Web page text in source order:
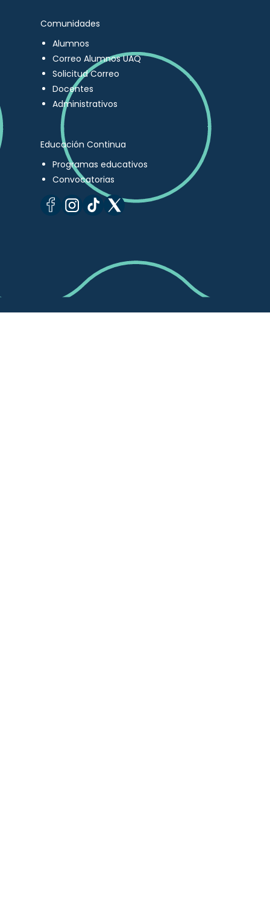
Comunidades
Alumnos
Correo Alumnos UAQ
Solicitud Correo
Docentes
Administrativos
Educación Continua
Programas educativos
Convocatorias